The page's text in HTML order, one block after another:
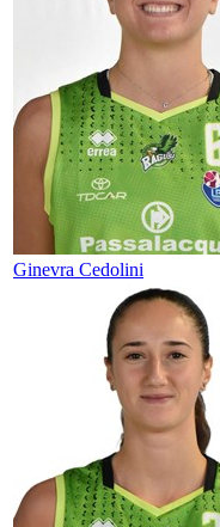
Ginevra Cedolini